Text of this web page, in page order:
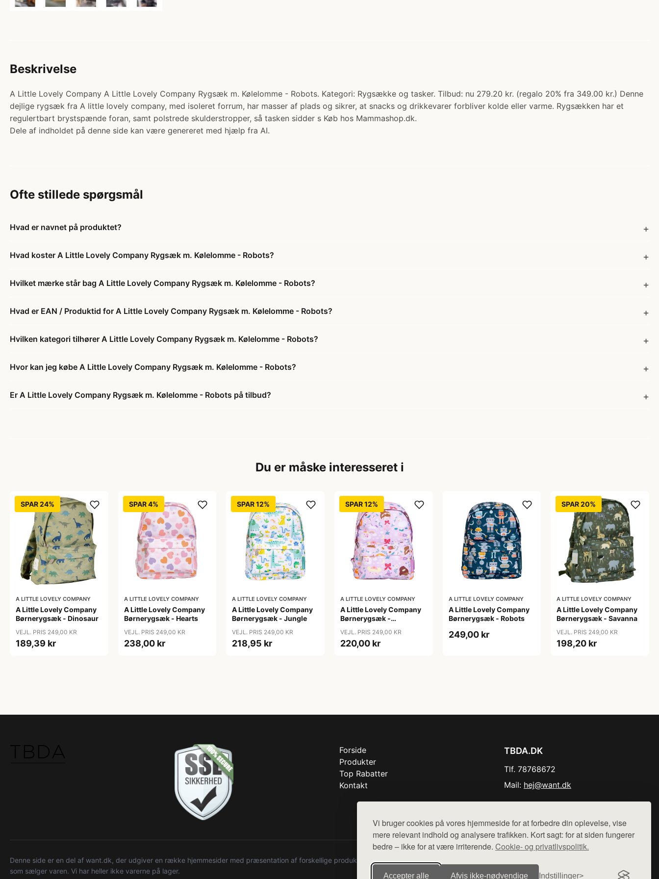
Vi bruger cookies på vores hjemmeside for at forbedre din oplevelse, vise
mere relevant indhold og analysere trafikken. Kort sagt: for at siden fungerer
bedre – ikke for at være irriterende. Cookie- og privatlivspolitik.
Accepter alle Afvis ikke‑nødvendige Indstillinger
Beskrivelse
A Little Lovely Company A Little Lovely Company Rygsæk m. Kølelomme - Robots. Kategori: Rygsække og tasker. Tilbud: nu 279.20 kr. (regalo 20% fra 349.00 kr.) Denne
dejlige rygsæk fra A little lovely company, med isoleret forrum, har masser af plads og sikrer, at snacks og drikkevarer forbliver kolde eller varme. Rygsækken har et
regulertbart brystspænde foran, samt polstrede skulderstropper, så tasken sidder s Køb hos Mammashop.dk.
Dele af indholdet på denne side kan være genereret med hjælp fra AI.
Ofte stillede spørgsmål
Hvad er navnet på produktet?
Hvad koster A Little Lovely Company Rygsæk m. Kølelomme - Robots?
Hvilket mærke står bag A Little Lovely Company Rygsæk m. Kølelomme - Robots?
Hvad er EAN / Produktid for A Little Lovely Company Rygsæk m. Kølelomme - Robots?
Hvilken kategori tilhører A Little Lovely Company Rygsæk m. Kølelomme - Robots?
Hvor kan jeg købe A Little Lovely Company Rygsæk m. Kølelomme - Robots?
Er A Little Lovely Company Rygsæk m. Kølelomme - Robots på tilbud?
Du er måske interesseret i
SPAR 24%
A LITTLE LOVELY COMPANY
A Little Lovely Company
Børnerygsæk - Dinosaur
VEJL. PRIS 249,00 KR
189,39 kr
SPAR 4%
A LITTLE LOVELY COMPANY
A Little Lovely Company
Børnerygsæk - Hearts
VEJL. PRIS 249,00 KR
238,00 kr
SPAR 12%
A LITTLE LOVELY COMPANY
A Little Lovely Company
Børnerygsæk - Jungle
VEJL. PRIS 249,00 KR
218,95 kr
SPAR 12%
A LITTLE LOVELY COMPANY
A Little Lovely Company
Børnerygsæk -
VEJL. PRIS 249,00 KR
220,00 kr
A LITTLE LOVELY COMPANY
A Little Lovely Company
Børnerygsæk - Robots
249,00 kr
SPAR 20%
A LITTLE LOVELY COMPANY
A Little Lovely Company
Børnerygsæk - Savanna
VEJL. PRIS 249,00 KR
198,20 kr
Forside
Produkter
Top Rabatter
Kontakt
TBDA.DK
Tlf. 78768672
Mail: hej@want.dk
Denne side er en del af want.dk, der udgiver en række hjemmesider med præsentation af forskellige produkter fra diverse webshops. Der sælges ikke varer fra denne side - vi henviser til de shops,
som sælger varen. Vi har heller ikke varerne på lager.